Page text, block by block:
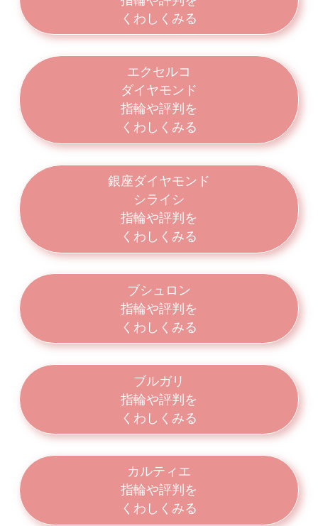
くわしくみる
エクセルコ
ダイヤモンド
指輪や評判を
くわしくみる
銀座ダイヤモンド
シライシ
指輪や評判を
くわしくみる
ブシュロン
指輪や評判を
くわしくみる
ブルガリ
指輪や評判を
くわしくみる
カルティエ
指輪や評判を
くわしくみる